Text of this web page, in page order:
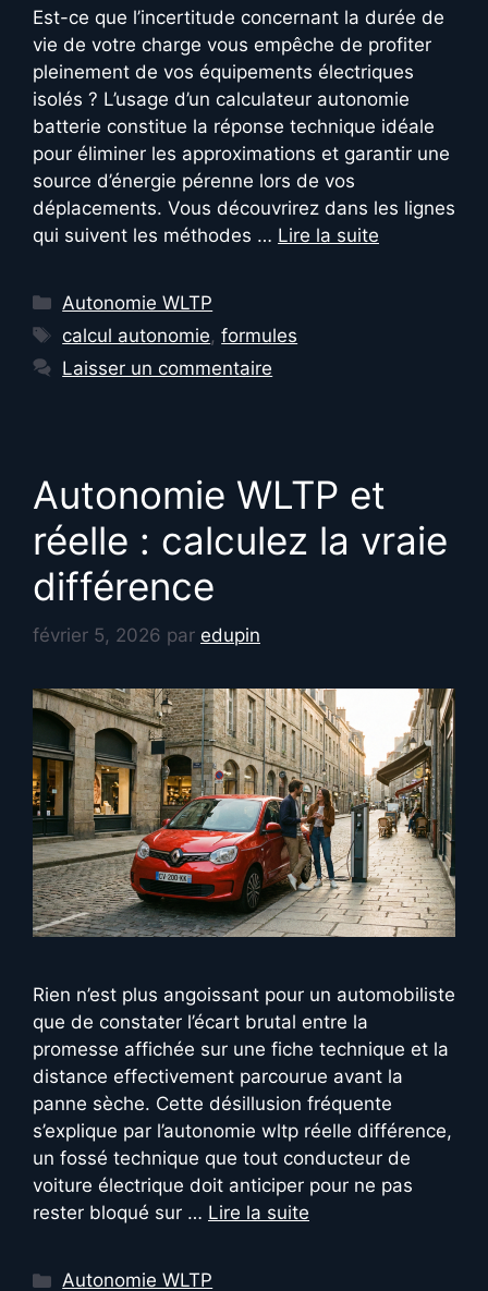
Est-ce que l’incertitude concernant la durée de
vie de votre charge vous empêche de profiter
pleinement de vos équipements électriques
isolés ? L’usage d’un calculateur autonomie
batterie constitue la réponse technique idéale
pour éliminer les approximations et garantir une
source d’énergie pérenne lors de vos
déplacements. Vous découvrirez dans les lignes
qui suivent les méthodes … Lire la suite
Catégories
Autonomie WLTP
Étiquettes
calcul autonomie,formules
Laisser un commentaire
Autonomie WLTP et
réelle : calculez la vraie
différence
février 5, 2026 par edupin
Rien n’est plus angoissant pour un automobiliste
que de constater l’écart brutal entre la
promesse affichée sur une fiche technique et la
distance effectivement parcourue avant la
panne sèche. Cette désillusion fréquente
s’explique par l’autonomie wltp réelle différence,
un fossé technique que tout conducteur de
voiture électrique doit anticiper pour ne pas
rester bloqué sur … Lire la suite
Catégories
Autonomie WLTP